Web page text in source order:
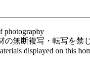
photography
無断複写・転写を禁じ
displayed on this